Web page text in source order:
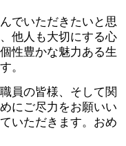
でいただきたいと思
他人も大切にする心
性豊かな魅力ある生
。
員の皆様、そして関
にご尽力をお願いい
いただきます。おめ